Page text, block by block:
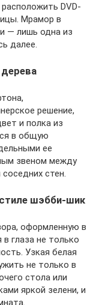
DVD-
Мрамор в
— лишь одна из
далее.
решение,
и полка из
в общую
ее
звеном между
стен.
шэбби-шик
оформленную в
глаза не только
Узкая белая
не только в
стола или
яркой зелени, и